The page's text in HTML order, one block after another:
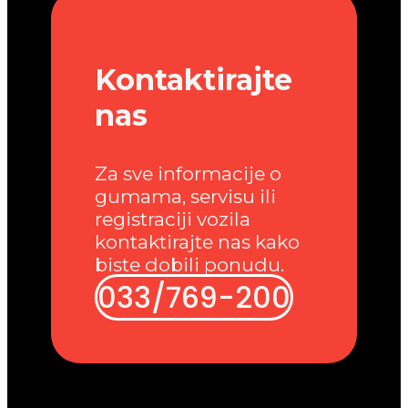
Kontaktirajte
nas
Za sve informacije o
gumama, servisu ili
registraciji vozila
kontaktirajte nas kako
biste dobili ponudu.
033/769-200